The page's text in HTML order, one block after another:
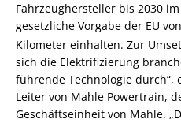
Fahrzeughersteller bis 2030
gesetzliche Vorgabe der EU
Kilometer einhalten. Zur
sich die Elektrifizierung
führende Technologie durch“,
Leiter von Mahle Powertrain,
Geschäftseinheit von Mahle.